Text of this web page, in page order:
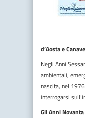
d’Aosta e
Negli Anni
ambientali,
nascita, nel
interrogarsi
Gli Anni